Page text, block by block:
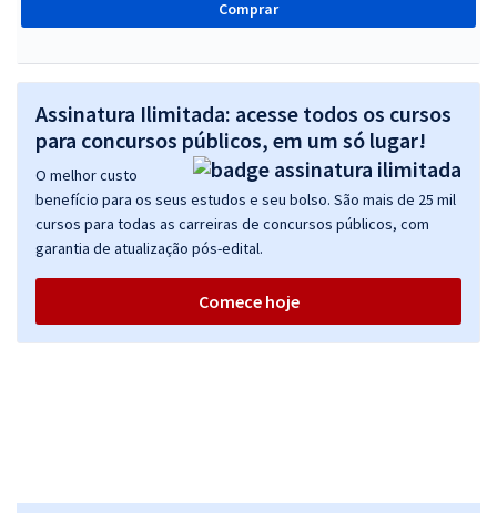
Comprar
Assinatura Ilimitada: acesse todos os cursos
para concursos públicos, em um só lugar!
O melhor custo
benefício para os seus estudos e seu bolso. São mais de 25 mil
cursos para todas as carreiras de concursos públicos, com
garantia de atualização pós-edital.
Comece hoje